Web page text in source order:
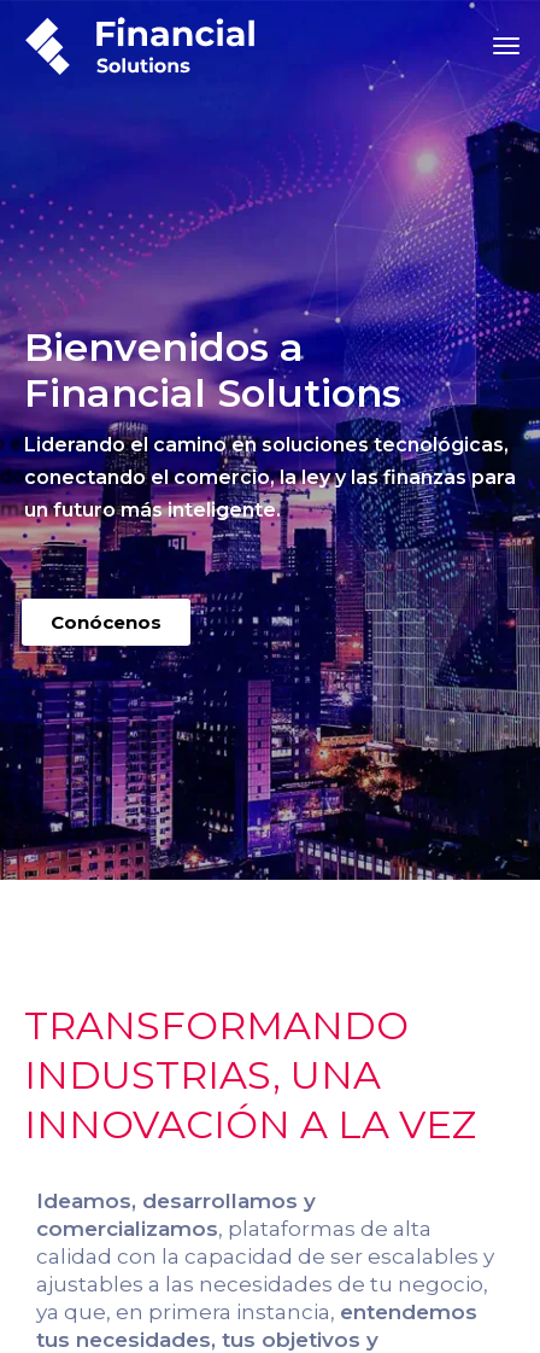
Bienvenidos a
Financial Solutions
Liderando el camino en soluciones tecnológicas,
conectando el comercio, la ley y las finanzas para
un futuro más inteligente.
Conócenos
TRANSFORMANDO
INDUSTRIAS, UNA
INNOVACIÓN A LA VEZ
Ideamos, desarrollamos y
comercializamos, plataformas de alta
calidad con la capacidad de ser escalables y
ajustables a las necesidades de tu negocio,
ya que, en primera instancia, entendemos
tus necesidades, tus objetivos y